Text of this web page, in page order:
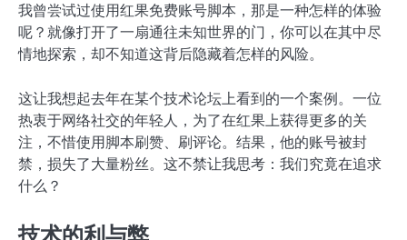
我曾尝试过使用红果免费账号脚本，那是一种怎样的体验
呢？就像打开了一扇通往未知世界的门，你可以在其中尽
情地探索，却不知道这背后隐藏着怎样的风险。
这让我想起去年在某个技术论坛上看到的一个案例。一位
热衷于网络社交的年轻人，为了在红果上获得更多的关
注，不惜使用脚本刷赞、刷评论。结果，他的账号被封
禁，损失了大量粉丝。这不禁让我思考：我们究竟在追求
什么？